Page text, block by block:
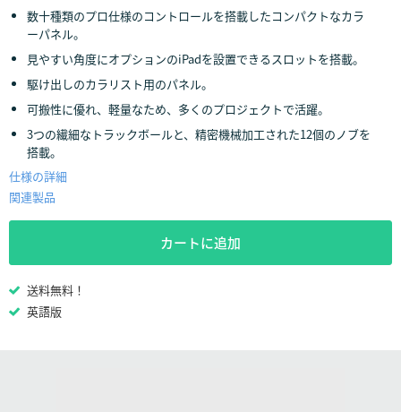
Italy
Japan
Korea
New Zealand
数十種類のプロ仕様のコントロールを搭載したコンパクトなカラ
ーパネル。
見やすい角度にオプションのiPadを設置できるスロットを搭載。
駆け出しのカラリスト用のパネル。
可搬性に優れ、軽量なため、多くのプロジェクトで活躍。
3つの繊細なトラックボールと、精密機械加工された12個のノブを
搭載。
仕様の詳細
関連製品
カートに追加
送料無料！
英語版